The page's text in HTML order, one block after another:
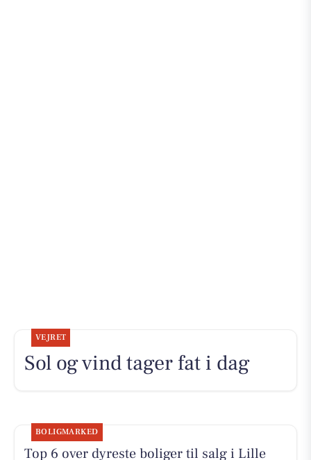
VEJRET
Sol og vind tager fat i dag
BOLIGMARKED
Top 6 over dyreste boliger til salg i Lille